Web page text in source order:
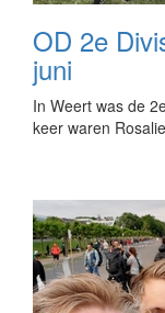
OD 2e
juni
In Weert was de
keer waren